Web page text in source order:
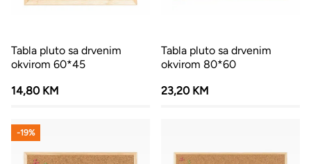
Tabla pluto sa drvenim
okvirom 60*45
14,80 KM
Tabla pluto sa drvenim
okvirom 80*60
23,20 KM
-19%